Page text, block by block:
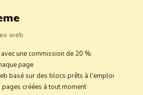
web
une commission de 20 %
page
basé sur des blocs prêts à l'emploi
créées à tout moment